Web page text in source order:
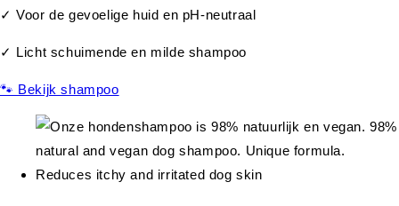
✓ Voor de gevoelige huid en pH-neutraal
✓ Licht schuimende en milde shampoo
🐾 Bekijk shampoo